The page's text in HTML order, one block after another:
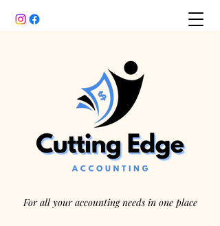
For all your accounting needs in one place